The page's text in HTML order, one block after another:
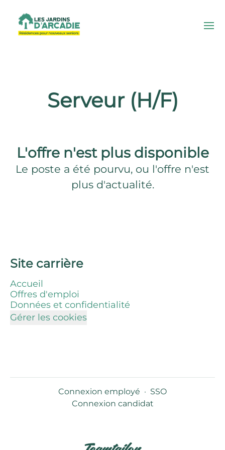
Serveur (H/F)
L'offre n'est plus disponible
Le poste a été pourvu, ou l'offre n'est
plus d'actualité.
Site carrière
Accueil
Offres d'emploi
Données et confidentialité
Gérer les cookies
Connexion employé · SSO
Connexion candidat